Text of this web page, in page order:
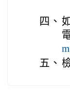
四、
五、